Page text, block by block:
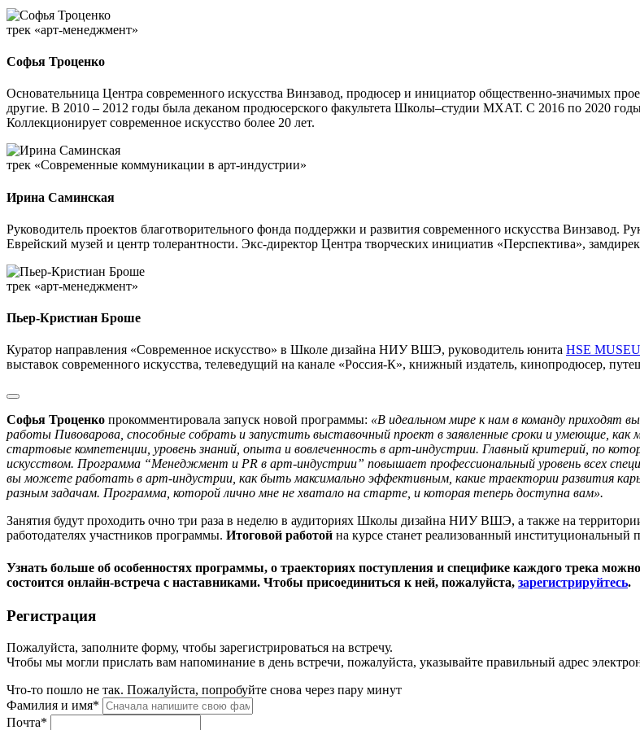
трек «арт-менеджмент»
Софья Троценко
Основательница Центра современного искусства Винзавод, продюсер и инициатор общественно-значимых
другие. В 2010 – 2012 годы была деканом продюсерского факультета Школы–студии МХАТ. С 2016 по
Коллекционирует современное искусство более 20 лет.
трек «Современные коммуникации в арт-индустрии»
Ирина Саминская
Руководитель проектов благотворительного фонда поддержки и развития современного искусства Винзавод.
Еврейский музей и центр толерантности. Экс-директор Центра творческих инициатив «Перспектива»,
трек «арт-менеджмент»
Пьер-Кристиан Броше
Куратор направления «Современное искусство» в Школе дизайна НИУ ВШЭ, руководитель юнита HSE
выставок современного искусства, телеведущий на канале «Россия-К», книжный издатель, кинопродюсер,
Софья Троценко прокомментировала запуск новой программы: «В идеальном мире к нам в команду приходят
работы Пивоварова, способные собрать и запустить выставочный проект в заявленные сроки и умеющие,
стартовые компетенции, уровень знаний, опыта и вовлеченность в арт-индустрии. Главный критерий, по
искусством. Программа “Менеджмент и PR в арт-индустрии” повышает профессиональный уровень всех
вы можете работать в арт-индустрии, как быть максимально эффективным, какие траектории развития
разным задачам. Программа, которой лично мне не хватало на старте, и которая теперь доступна вам».
Занятия будут проходить очно три раза в неделю в аудиториях Школы дизайна НИУ ВШЭ, а также на
работодателях участников программы. Итоговой работой на курсе станет реализованный институциональный
Узнать больше об особенностях программы, о траекториях поступления и специфике каждого трека можно
состоится онлайн-встреча с наставниками. Чтобы присоединиться к ней, пожалуйста, зарегистрируйтесь.
Регистрация
Пожалуйста, заполните форму, чтобы зарегистрироваться на встречу.
Чтобы мы могли прислать вам напоминание в день встречи, пожалуйста, указывайте правильный адрес
Что-то пошло не так. Пожалуйста, попробуйте снова через пару минут
Фамилия и имя*
Почта*